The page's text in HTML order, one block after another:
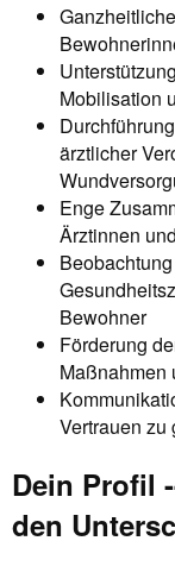
Mobilisation
ärztlicher
Enge
Ärztinnen
Bewohner
Förderung
Maßnahmen
Vertrauen zu
Dein Profil
den